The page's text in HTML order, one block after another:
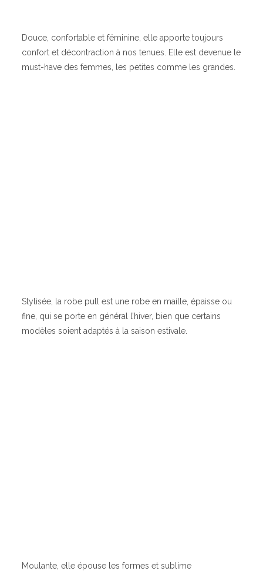
Douce, confortable et féminine, elle apporte toujours
confort et décontraction à nos tenues. Elle est devenue le
must-have des femmes, les petites comme les grandes.
Stylisée, la robe pull est une robe en maille, épaisse ou
fine, qui se porte en général l’hiver, bien que certains
modèles soient adaptés à la saison estivale.
Moulante, elle épouse les formes et sublime